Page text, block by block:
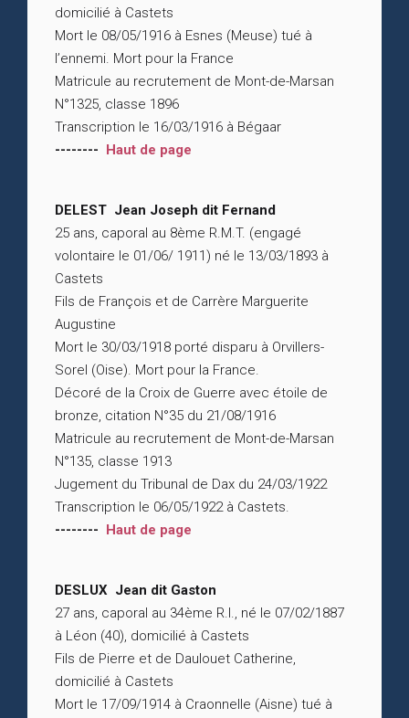
domicilié à Castets
Mort le 08/05/1916 à Esnes (Meuse) tué à
l’ennemi. Mort pour la France
Matricule au recrutement de Mont-de-Marsan
N°1325, classe 1896
Transcription le 16/03/1916 à Bégaar
-------- Haut de page
DELEST Jean Joseph dit Fernand
25 ans, caporal au 8ème R.M.T. (engagé
volontaire le 01/06/ 1911) né le 13/03/1893 à
Castets
Fils de François et de Carrère Marguerite
Augustine
Mort le 30/03/1918 porté disparu à Orvillers-
Sorel (Oise). Mort pour la France.
Décoré de la Croix de Guerre avec étoile de
bronze, citation N°35 du 21/08/1916
Matricule au recrutement de Mont-de-Marsan
N°135, classe 1913
Jugement du Tribunal de Dax du 24/03/1922
Transcription le 06/05/1922 à Castets.
-------- Haut de page
DESLUX Jean dit Gaston
27 ans, caporal au 34ème R.I., né le 07/02/1887
à Léon (40), domicilié à Castets
Fils de Pierre et de Daulouet Catherine,
domicilié à Castets
Mort le 17/09/1914 à Craonnelle (Aisne) tué à